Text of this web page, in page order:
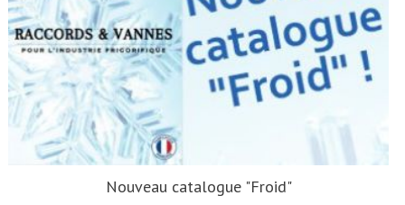
Nouveau catalogue "Froid"